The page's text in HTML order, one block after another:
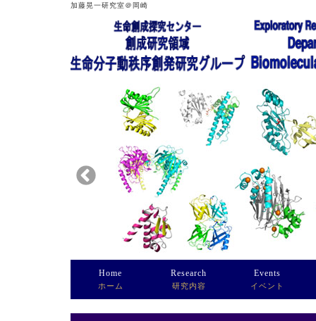
加藤晃一研究室＠岡崎
Home
ホーム
Research
研究内容
Events
イベント